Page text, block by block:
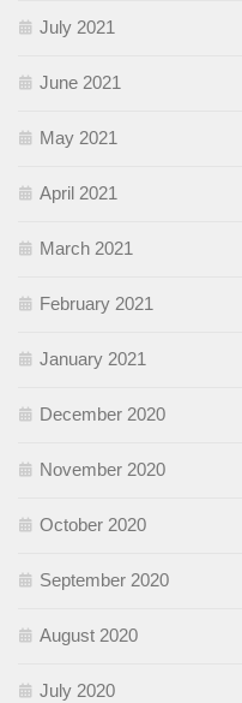
July 2021
June 2021
May 2021
April 2021
March 2021
February 2021
January 2021
December 2020
November 2020
October 2020
September 2020
August 2020
July 2020